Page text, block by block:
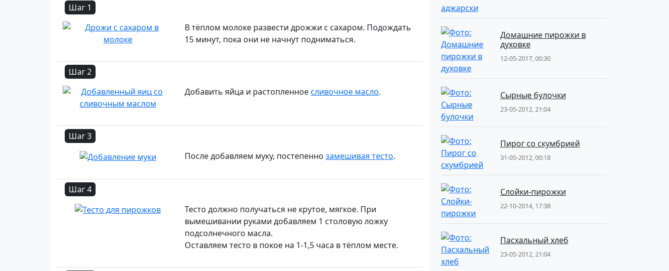
Шаг 1
В тёплом молоке развести дрожжи с сахаром. Подождать
15 минут, пока они не начнут подниматься.
Шаг 2
Добавить яйца и растопленноесливочное масло.
Шаг 3
После добавляем муку, постепеннозамешивая тесто.
Шаг 4
Тесто должно получаться не крутое, мягкое. При
вымешивании руками добавляем 1 столовую ложку
подсолнечного масла.
Оставляем тесто в покое на 1-1,5 часа в тёплом месте.
Домашние пирожки в
духовке
12-05-2017, 00:30
Сырные булочки
23-05-2012, 21:04
Пирог со скумбрией
31-05-2012, 00:18
Слойки-пирожки
22-10-2014, 17:38
Пасхальный хлеб
23-05-2012, 21:04